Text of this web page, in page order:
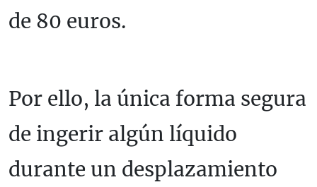
de 80 euros.
Por ello, la única forma segura
de ingerir algún líquido
durante un desplazamiento